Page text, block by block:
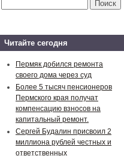
Читайте сегодня
Пермяк добился ремонта
своего дома через суд
Более 5 тысяч пенсионеров
Пермского края получат
компенсацию взносов на
капитальный ремонт.
Сергей Будалин присвоил 2
миллиона рублей честных и
ответственных